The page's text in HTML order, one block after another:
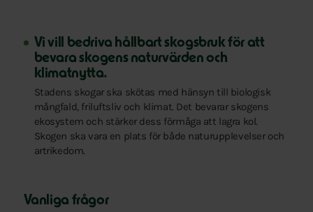
Vi vill bedriva hållbart skogsbruk för att
bevara skogens naturvärden och
klimatnytta.
Stadens skogar ska skötas med hänsyn till biologisk
mångfald, friluftsliv och klimat. Det bevarar skogens
ekosystem och stärker dess förmåga att lagra kol.
Skogen ska vara en plats för både naturupplevelser och
artrikedom.
Vanliga frågor